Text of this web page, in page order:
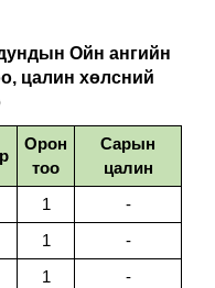
Ойн ангийн
цалин хөлсний
Орон
тоо
Сарын
цалин
1
-
1
-
1
-